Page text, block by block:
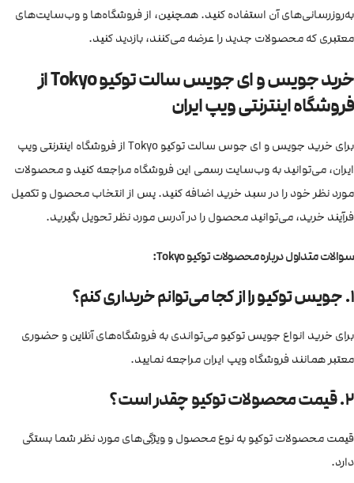
به‌روزرسانی‌های آن استفاده کنید. همچنین، از فروشگاه‌ها و وب‌سایت‌های
معتبری که محصولات جدید را عرضه می‌کنند، بازدید کنید.
خرید جویس و ای جویس سالت توکیو Tokyo از
فروشگاه اینترنتی ویپ ایران
برای خرید جویس و ای جوس سالت توکیو Tokyo از فروشگاه اینترنتی ویپ
ایران، می‌توانید به وب‌سایت رسمی این فروشگاه مراجعه کنید و محصولات
مورد نظر خود را در سبد خرید اضافه کنید. پس از انتخاب محصول و تکمیل
فرآیند خرید، می‌توانید محصول را در آدرس مورد نظر تحویل بگیرید.
سوالات متداول درباره محصولات توکیو Tokyo:
1. جویس توکیو را از کجا می‌توانم خریداری کنم؟
برای خرید انواع جویس توکیو می‌تواندی به فروشگاه‌های آنلاین و حضوری
معتبر همانند فروشگاه ویپ ایران مراجعه نمایید.
2. قیمت محصولات توکیو چقدر است؟
قیمت محصولات توکیو به نوع محصول و ویژگی‌های مورد نظر شما بستگی
دارد.